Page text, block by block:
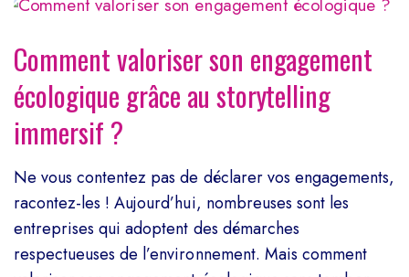
Comment valoriser son engagement
écologique grâce au storytelling
immersif ?
Ne vous contentez pas de déclarer vos engagements,
racontez-les ! Aujourd’hui, nombreuses sont les
entreprises qui adoptent des démarches
respectueuses de l’environnement. Mais comment